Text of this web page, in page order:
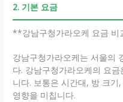
2. 기본 요금
**강남구청가라오케 요금
강남구청가라오케는 서울의
다. 강남구청가라오케의 요
니다. 보통은 시간대, 방 크
영향을 미칩니다.